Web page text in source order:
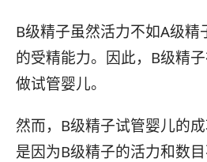
B级精子虽然活力不如A级精
的受精能力。因此，B级精
做试管婴儿。
然而，B级精子试管婴儿的
是因为B级精子的活力和数